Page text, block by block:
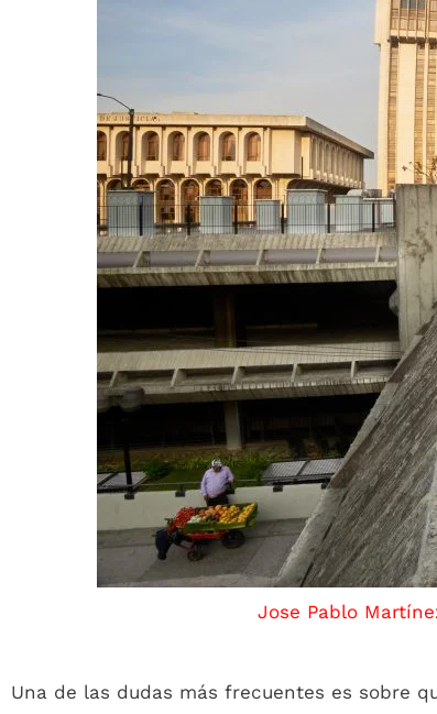
Jose Pablo
Una de las dudas más frecuentes es sobre